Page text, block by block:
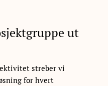
ut
streber vi
for hvert